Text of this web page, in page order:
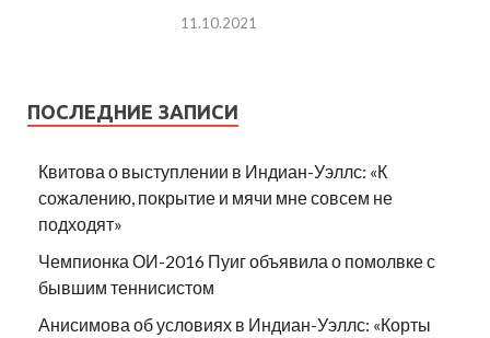
11.10.2021
ПОСЛЕДНИЕ ЗАПИСИ
Квитова о выступлении в Индиан-Уэллс: «К
сожалению, покрытие и мячи мне совсем не
подходят»
Чемпионка ОИ-2016 Пуиг объявила о помолвке с
бывшим теннисистом
Анисимова об условиях в Индиан-Уэллс: «Корты